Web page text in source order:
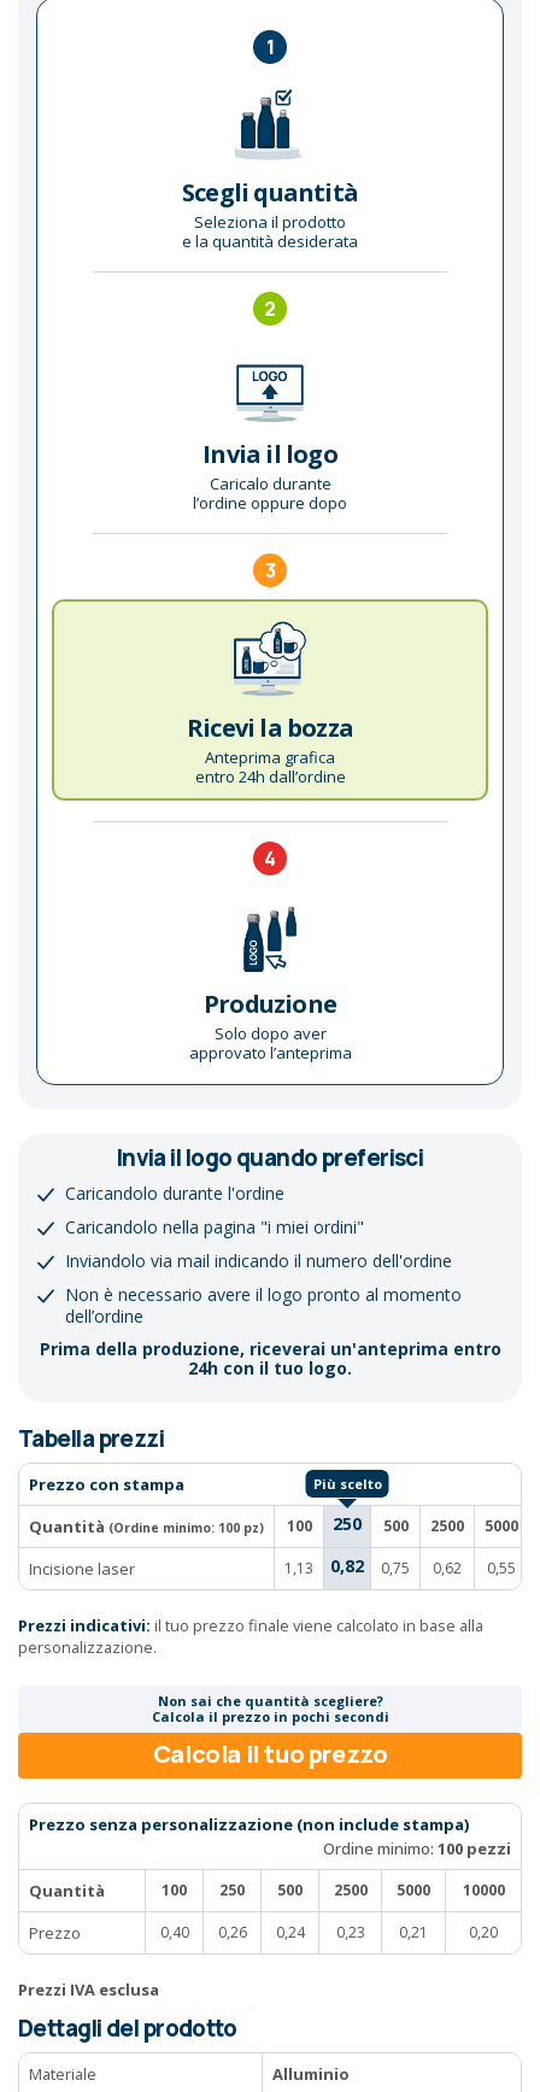
1
Scegli quantità
Seleziona il prodotto
e la quantità desiderata
2
Invia il logo
Caricalo durante
l’ordine oppure dopo
3
Ricevi la bozza
Anteprima grafica
entro 24h dall’ordine
4
Produzione
Solo dopo aver
approvato l’anteprima
Invia il logo quando preferisci
Caricandolo durante l'ordine
Caricandolo nella pagina "i miei ordini"
Inviandolo via mail indicando il numero dell'ordine
Non è necessario avere il logo pronto al momento
dell’ordine
Prima della produzione, riceverai un'anteprima entro
24h con il tuo logo.
Tabella prezzi
Prezzo con stampa
Quantità (Ordine minimo: 100 pz) 100 250 500 2500 5000
Incisione laser 1,13 0,82 0,75 0,62 0,55
Prezzi indicativi: il tuo prezzo finale viene calcolato in base alla
personalizzazione.
Non sai che quantità scegliere?
Calcola il prezzo in pochi secondi
Calcola il tuo prezzo
Prezzo senza personalizzazione (non include stampa)
Ordine minimo: 100 pezzi
Quantità
100 250 500 2500 5000 10000
Prezzo 0,40 0,26 0,24 0,23 0,21 0,20
Prezzi IVA esclusa
Dettagli del prodotto
Materiale
Alluminio